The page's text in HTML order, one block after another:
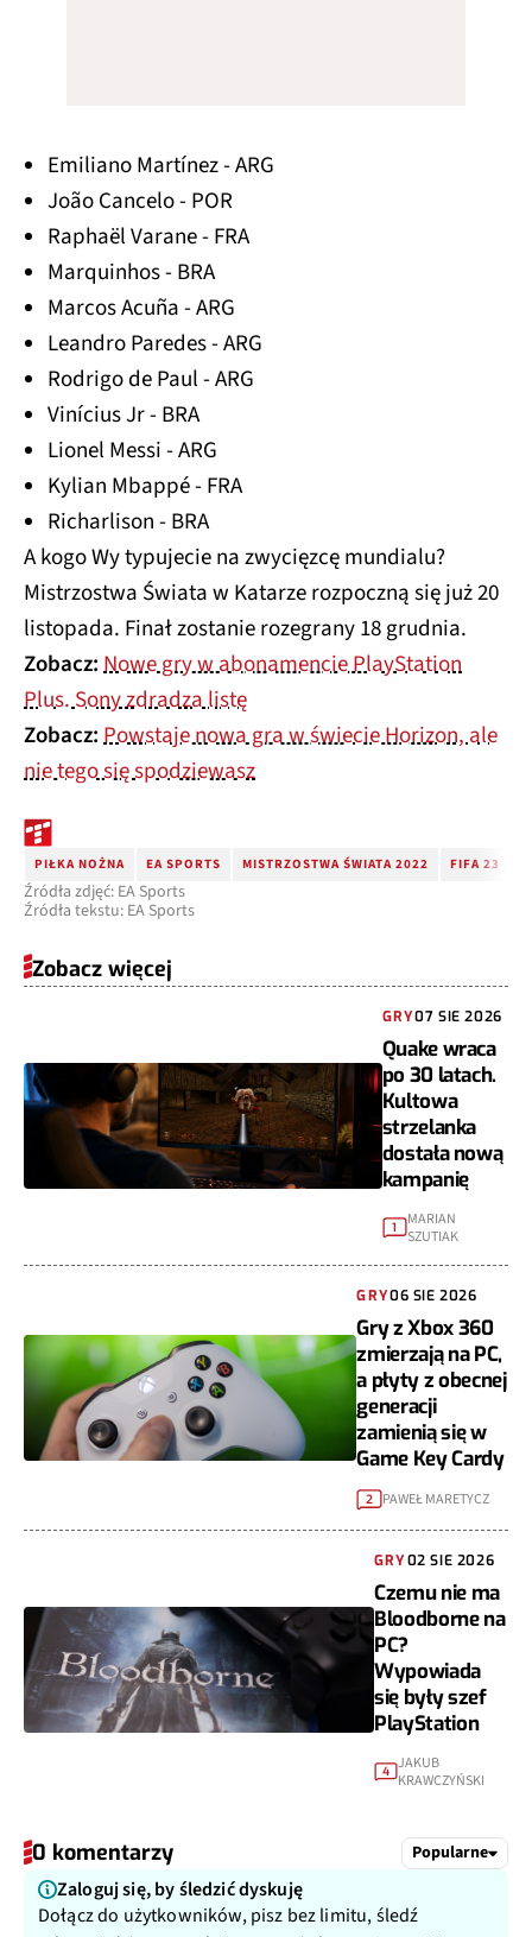
Emiliano Martínez - ARG
João Cancelo - POR
Raphaël Varane - FRA
Marquinhos - BRA
Marcos Acuña - ARG
Leandro Paredes - ARG
Rodrigo de Paul - ARG
Vinícius Jr - BRA
Lionel Messi - ARG
Kylian Mbappé - FRA
Richarlison - BRA
A kogo Wy typujecie na zwycięzcę mundialu?
Mistrzostwa Świata w Katarze rozpoczną się już 20
listopada. Finał zostanie rozegrany 18 grudnia.
Zobacz:Nowe gry w abonamencie PlayStation
Plus. Sony zdradza listę
Zobacz:Powstaje nowa gra w świecie Horizon, ale
nie tego się spodziewasz
PIŁKA NOŻNA EA SPORTS MISTRZOSTWA ŚWIATA 2022 FIFA 23
Źródła zdjęć: EA Sports
Źródła tekstu: EA Sports
Zobacz więcej
GRY07 SIE 2026
Quake wraca
po 30 latach.
Kultowa
strzelanka
dostała nową
kampanię
1
MARIAN
SZUTIAK
GRY06 SIE 2026
Gry z Xbox 360
zmierzają na PC,
a płyty z obecnej
generacji
zamienią się w
Game Key Cardy
2 PAWEŁ MARETYCZ
GRY02 SIE 2026
Czemu nie ma
Bloodborne na
PC?
Wypowiada
się były szef
PlayStation
4 JAKUB
KRAWCZYŃSKI
0 komentarzy Popularne
Zaloguj się, by śledzić dyskuję
Dołącz do użytkowników, pisz bez limitu, śledź